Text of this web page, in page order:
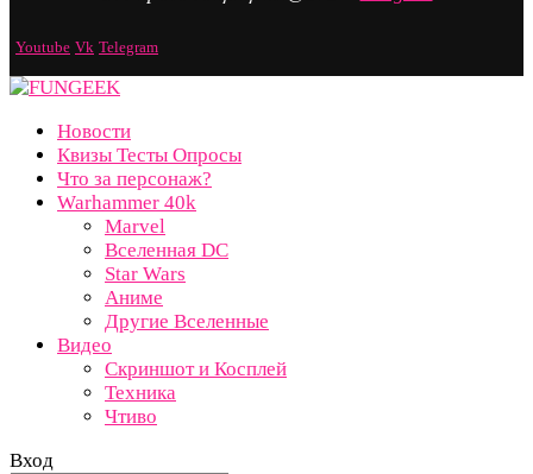
Youtube Vk Telegram
Новости
Квизы Тесты Опросы
Что за персонаж?
Warhammer 40k
Marvel
Вселенная DC
Star Wars
Аниме
Другие Вселенные
Видео
Скриншот и Косплей
Техника
Чтиво
Вход